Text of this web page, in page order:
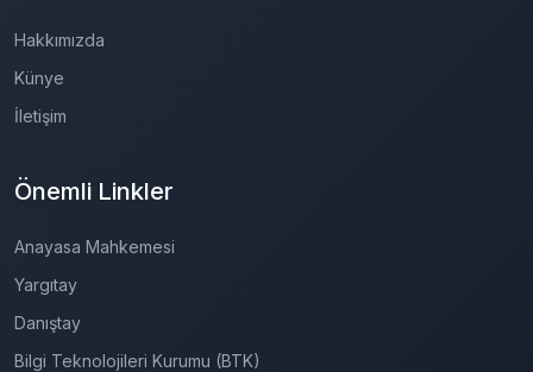
Hakkımızda
Künye
İletişim
Önemli Linkler
Anayasa Mahkemesi
Yargıtay
Danıştay
Bilgi Teknolojileri Kurumu (BTK)